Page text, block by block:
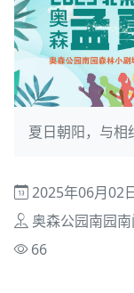
夏日朝阳，与相
2025年06月02
奥森公园南园
66